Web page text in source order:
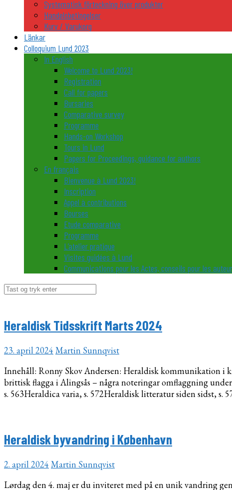
Systematisk förteckning över produkter
Handelsbetingelser
Kurv / Varukorg
Länkar
Colloquium Lund 2023
In English
Welcome to Lund 2023!
Registration
Call for papers
Bursaries
Comparative survey
Programme
Hands-on Workshop
Tours in Lund
Papers for Proceedings, guidance for authors
En français
Bienvenue à Lund 2023!
Inscription
Appel à contributions
Bourses
Etude comparative
Programme
L’atelier pratique
Visites guidées à Lund
Communications pour les Actes, conseils pour les
Søg
Heraldisk Tidsskrift Marts 2024
23. april 2024 Martin Sunnqvist
Innehåll: Ronny Skov Andersen: Heraldisk kommunikation i
brittisk flagga i Alingsås – några noteringar omflaggning
s. 563Heraldica varia, s. 572Heraldisk litteratur siden sidst, s.
Heraldisk byvandring i København
2. april 2024 Martin Sunnqvist
Lørdag den 4. maj er du inviteret med på en unik vandring